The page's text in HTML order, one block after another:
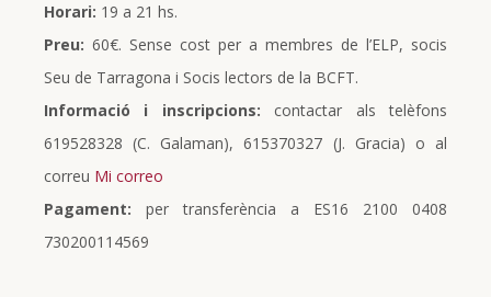
Horari: 19 a 21 hs.
Preu: 60€. Sense cost per a membres de l’ELP, socis
Seu de Tarragona i Socis lectors de la BCFT.
Informació i inscripcions: contactar als telèfons
619528328 (C. Galaman), 615370327 (J. Gracia) o al
correu Mi correo
Pagament: per transferència a ES16 2100 0408
730200114569